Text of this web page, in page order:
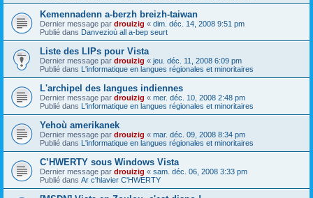
Kemennadenn a-berzh breizh-taiwan
Dernier message par drouizig « dim. déc. 14, 2008 9:51 pm
Publié dans Danvezioù all a-bep seurt
Liste des LIPs pour Vista
Dernier message par drouizig « jeu. déc. 11, 2008 6:09 pm
Publié dans L'informatique en langues régionales et minoritaires
L'archipel des langues indiennes
Dernier message par drouizig « mer. déc. 10, 2008 2:48 pm
Publié dans L'informatique en langues régionales et minoritaires
Yehoù amerikanek
Dernier message par drouizig « mar. déc. 09, 2008 8:34 pm
Publié dans L'informatique en langues régionales et minoritaires
C’HWERTY sous Windows Vista
Dernier message par drouizig « sam. déc. 06, 2008 3:33 pm
Publié dans Ar c'hlavier C'HWERTY